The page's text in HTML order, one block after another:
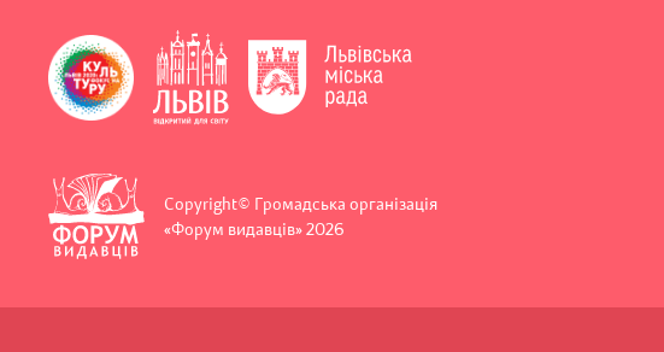
Copyright© Громадська організація
«Форум видавців» 2026